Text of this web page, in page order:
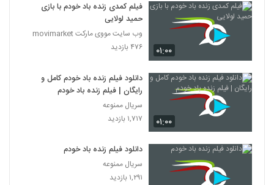
۰۱:۰۰
فیلم کمدی زنده باد خودم با بازی
حمید لولایی
وب سایت مووی مارکت movimarket
۴۷۶ بازدید
۰۱:۰۰
دانلود فیلم زنده باد خودم کامل و
رایگان | فیلم زنده باد خودم
سریال ممنوعه
۱,۷۱۷ بازدید
دانلود فیلم زنده باد خودم
سریال ممنوعه
۱,۲۹۱ بازدید